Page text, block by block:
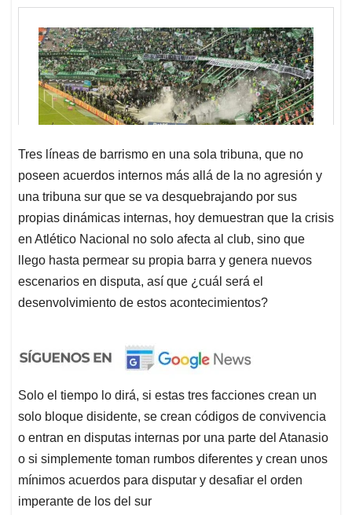
Tres líneas de barrismo en una sola tribuna, que no
poseen acuerdos internos más allá de la no agresión y
una tribuna sur que se va desquebrajando por sus
propias dinámicas internas, hoy demuestran que la crisis
en Atlético Nacional no solo afecta al club, sino que
llego hasta permear su propia barra y genera nuevos
escenarios en disputa, así que ¿cuál será el
desenvolvimiento de estos acontecimientos?
Solo el tiempo lo dirá, si estas tres facciones crean un
solo bloque disidente, se crean códigos de convivencia
o entran en disputas internas por una parte del Atanasio
o si simplemente toman rumbos diferentes y crean unos
mínimos acuerdos para disputar y desafiar el orden
imperante de los del sur